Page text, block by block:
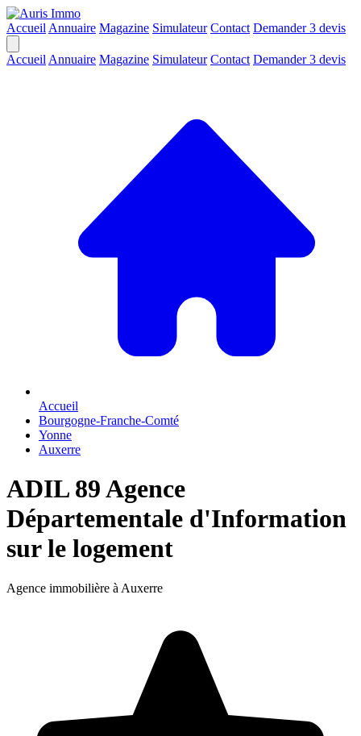
Accueil Annuaire Magazine Simulateur Contact Demander 3 devis
Accueil Annuaire Magazine Simulateur Contact Demander 3 devis
Accueil
Bourgogne-Franche-Comté
Yonne
Auxerre
ADIL 89 Agence
Départementale d'Information
sur le logement
Agence immobilière à Auxerre